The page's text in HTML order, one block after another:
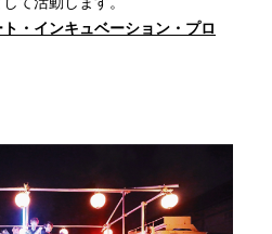
・インキュベーション・プロ